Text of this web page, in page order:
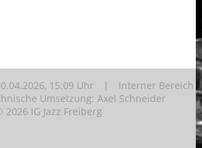
15:09 Uhr | Interner Bereich
Umsetzung: Axel Schneider
2026 IG Jazz Freiberg